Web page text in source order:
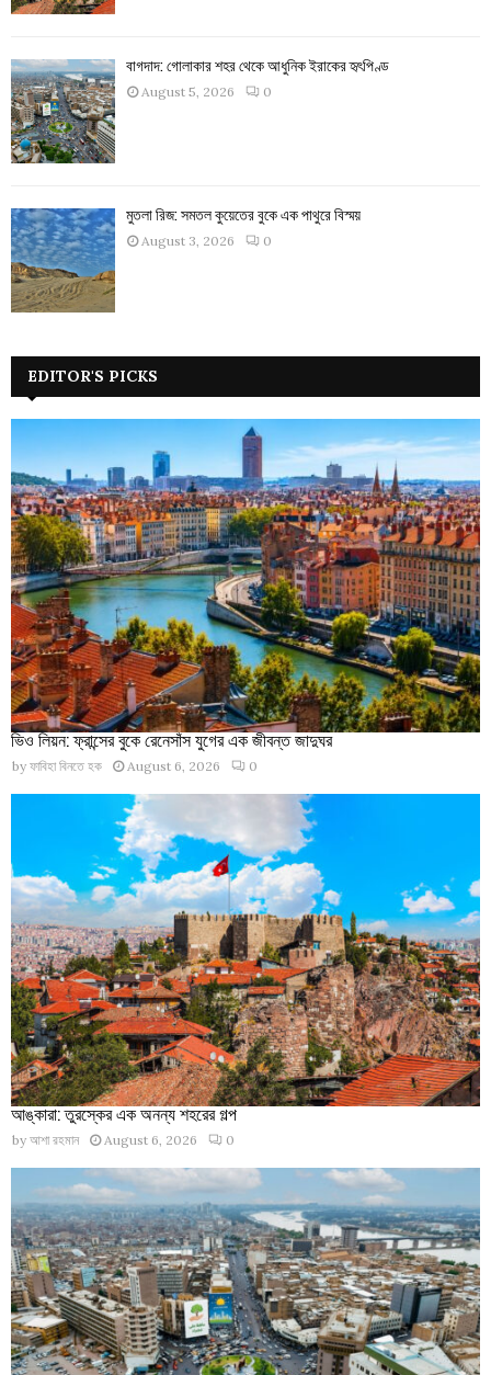
বাগদাদ: গোলাকার শহর থেকে আধুনিক ইরাকের হৃৎপিণ্ড
August 5, 2026 0
মুতলা রিজ: সমতল কুয়েতের বুকে এক পাথুরে বিস্ময়
August 3, 2026 0
EDITOR'S PICKS
ভিও লিয়ন: ফ্রান্সের বুকে রেনেসাঁস যুগের এক জীবন্ত জাদুঘর
by ফাবিহা বিনতে হক August 6, 2026 0
আঙ্কারা: তুরস্কের এক অনন্য শহরের গল্প
by আশা রহমান August 6, 2026 0